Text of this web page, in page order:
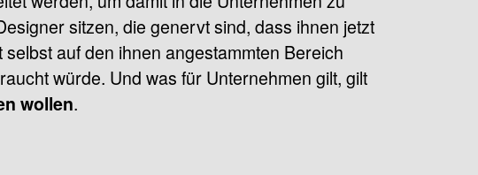
sitzen, die genervt sind, dass ihnen jetzt
auf den ihnen angestammten Bereich
würde. Und was für Unternehmen gilt, gilt
wollen.